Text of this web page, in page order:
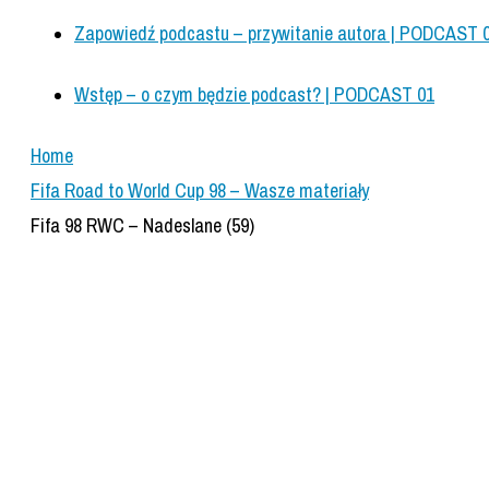
Zapowiedź podcastu – przywitanie autora | PODCAST
Wstęp – o czym będzie podcast? | PODCAST 01
Home
Fifa Road to World Cup 98 – Wasze materiały
Fifa 98 RWC – Nadeslane (59)